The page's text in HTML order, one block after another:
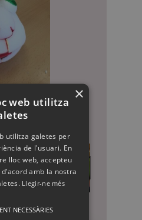
×
web utilitza
utilitza galetes per
de l'usuari. En
lloc web, accepteu
amb la nostra
Llegir-ne més
NECESSÀRIES